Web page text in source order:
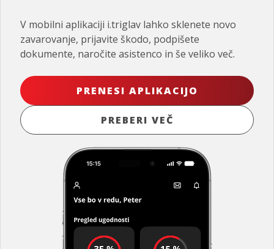
V mobilni aplikaciji i.triglav lahko sklenete novo
zavarovanje, prijavite škodo, podpišete
dokumente, naročite asistenco in še veliko več.
PRENESI APLIKACIJO
PREBERI VEČ